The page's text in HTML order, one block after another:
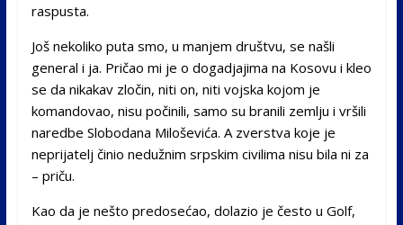
raspusta.
Još nekoliko puta smo, u manjem društvu, se našli
general i ja. Pričao mi je o dogadjajima na Kosovu i kleo
se da nikakav zločin, niti on, niti vojska kojom je
komandovao, nisu počinili, samo su branili zemlju i vršili
naredbe Slobodana Miloševića. A zverstva koje je
neprijatelj činio nedužnim srpskim civilima nisu bila ni za
– priču.
Kao da je nešto predosećao, dolazio je često u Golf,